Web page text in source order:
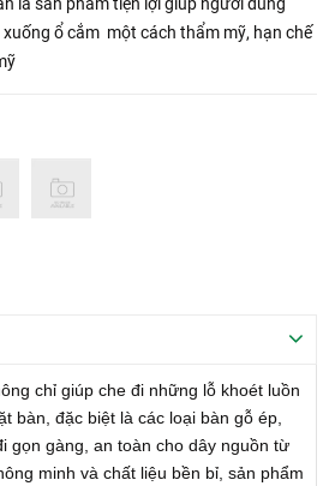
ổ cắm một cách thẩm mỹ, hạn chế
chỉ giúp che đi những lỗ khoét luồn
bàn, đặc biệt là các loại bàn gỗ ép,
gọn gàng, an toàn cho dây nguồn từ
minh và chất liệu bền bỉ, sản phẩm